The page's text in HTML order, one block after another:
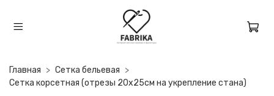
Главная
Сетка бельевая
Сетка корсетная (отрезы 20х25см на укрепление стана)